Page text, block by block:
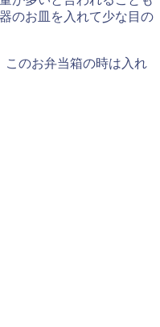
のお皿を入れて少な目の
このお弁当箱の時は入れ